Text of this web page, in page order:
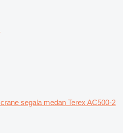
crane segala medan Terex AC500-2